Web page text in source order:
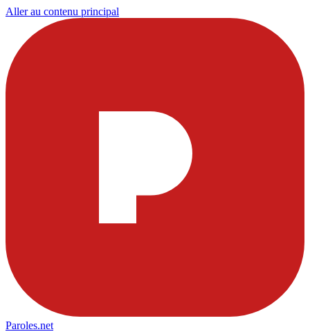
Aller au contenu principal
Paroles.net